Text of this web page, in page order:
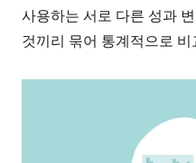
사용하는 서로 다른 성과
것끼리 묶어 통계적으로